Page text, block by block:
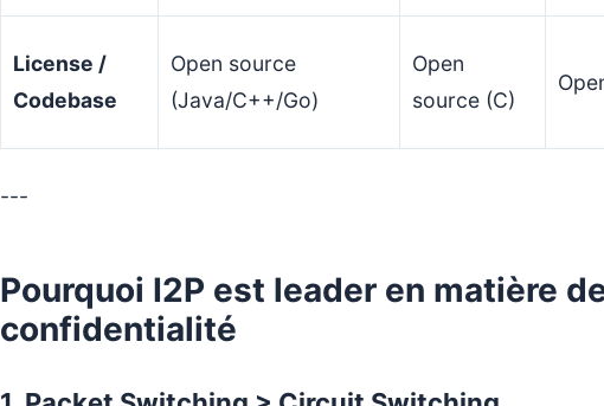
License /
Codebase
Open source
(Java/C++/Go)
Open
source (C)
---
Pourquoi I2P est leader en matière
confidentialité